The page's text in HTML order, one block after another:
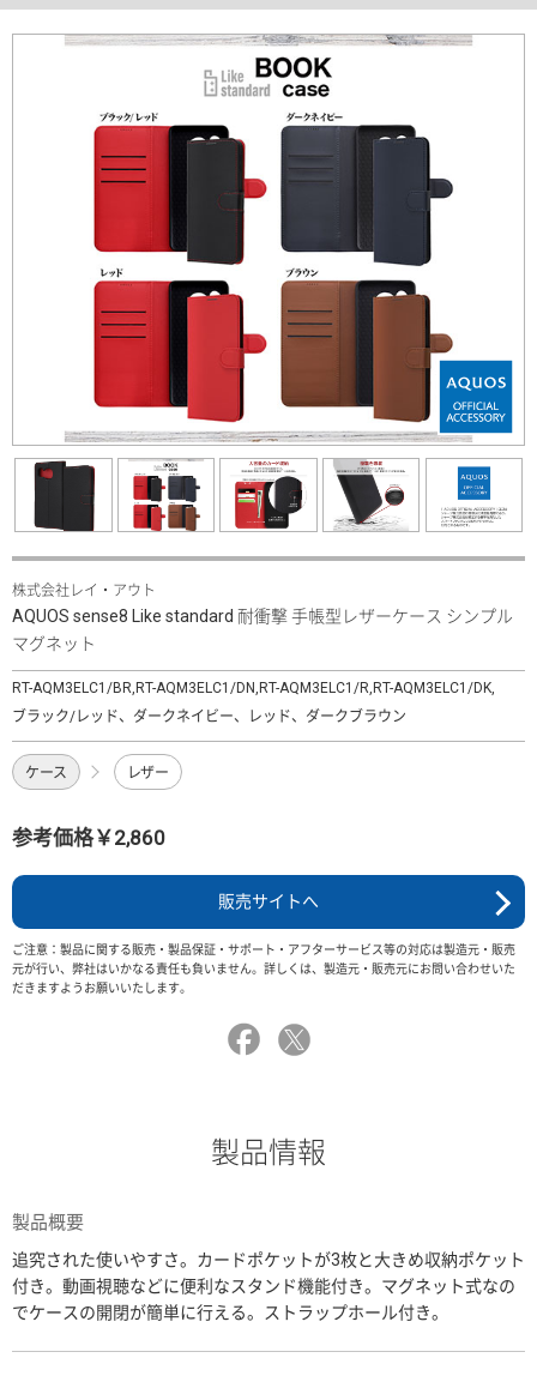
株式会社レイ・アウト
AQUOS sense8 Like standard 耐衝撃 手帳型レザーケース シンプル
マグネット
RT-AQM3ELC1/BR,RT-AQM3ELC1/DN,RT-AQM3ELC1/R,RT-AQM3ELC1/DK,
ブラック/レッド、ダークネイビー、レッド、ダークブラウン
ケース レザー
参考価格￥2,860
販売サイトへ
ご注意：製品に関する販売・製品保証・サポート・アフターサービス等の対応は製造元・販売
元が行い、弊社はいかなる責任も負いません。詳しくは、製造元・販売元にお問い合わせいた
だきますようお願いいたします。
製品情報
製品概要
追究された使いやすさ。カードポケットが3枚と大きめ収納ポケット
付き。動画視聴などに便利なスタンド機能付き。マグネット式なの
でケースの開閉が簡単に行える。ストラップホール付き。